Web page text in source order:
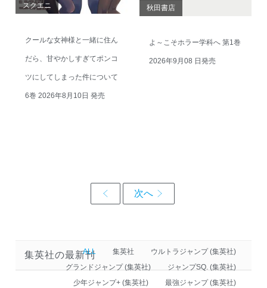
スクエニ
クールな女神様と一緒に住ん
だら、甘やかしすぎてポンコ
ツにしてしまった件について
6巻 2026年8月10日 発売
秋田書店
よ～こそホラー学科へ 第1巻
2026年9月08 日発売
集英社の最新刊
ALL 集英社
ウルトラジャンプ (集英社)
グランドジャンプ (集英社)
ジャンプSQ. (集英社)
少年ジャンプ+ (集英社)
最強ジャンプ (集英社)